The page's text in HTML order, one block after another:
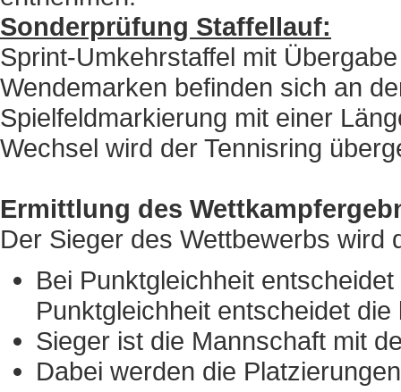
Sonderprüfung Staffellauf:
Sprint-Umkehrstaffel mit
Wendemarken befinden sich an
Spielfeldmarkierung mit einer
Wechsel wird der Tennisring
Ermittlung des
Der Sieger des Wettbewerbs wird
Bei Punktgleichheit
Punktgleichheit entscheidet
Sieger ist die Mannschaft mit
Dabei werden die